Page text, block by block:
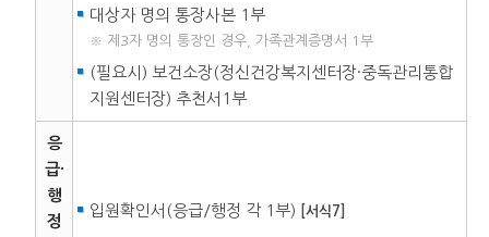
대상자 명의 통장사본 1부
※ 제3자 명의 통장인 경우, 가족관계증명서 1부
(필요시) 보건소장(정신건강복지센터장·중독관리통합
지원센터장) 추천서1부
응
급·
행
정
입원확인서(응급/행정 각 1부) [서식7]